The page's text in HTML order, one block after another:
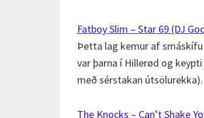
Fatboy Slim – Star 69 (DJ
Þetta lag kemur af
var þarna í Hillerød og
með sérstakan útsölurekka).
The Knocks – Can’t Shake